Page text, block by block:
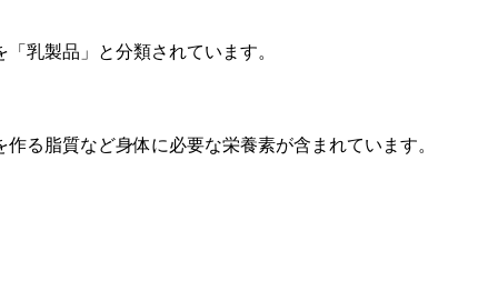
乳製品」と分類されています。
る脂質など身体に必要な栄養素が含まれています。